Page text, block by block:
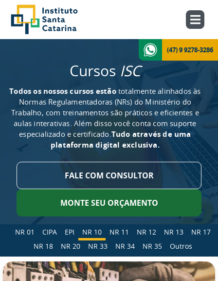
(47) 9 9278-3286
Cursos ISC
Todos os nossos cursos estãototalmente alinhados às
Normas Regulamentadoras (NRs) do Ministério do
Trabalho, com treinamentos são práticos e eficientes e
aulas interativas. Além disso você conta com suporte
especializado e certificado.Tudo através de uma
plataforma digital exclusiva.
FALE COM CONSULTOR
MONTE SEU ORÇAMENTO
NR 01 CIPA EPI NR 10 NR 11 NR 12 NR 13
NR 17
NR 18
NR 20 NR 33 NR 34 NR 35 Outros